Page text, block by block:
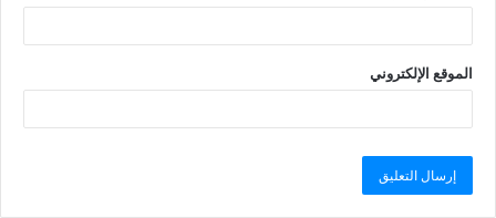
الموقع الإلكتروني